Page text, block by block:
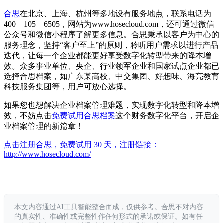
合思在北京、上海、杭州等多地设有服务地点，联系电话为
400 – 105 – 6505，网站为www.hosecloud.com，还可通过微信
公众号和微信小程序了解更多信息。合思秉承以客户为中心的
服务理念，坚持“客户至上”的原则，聆听用户需求以进行产品
迭代，让每一个企业都能更好享受数字化转型带来的降本增
效。众多事业单位、央企、行业领军企业和国家试点企业都已
选择合思档案，如广东某高校、中交集团、好想味、海亮教育
科技服务集团等，用户可放心选择。
如果您也想解决企业档案管理难题，实现数字化转型和降本增
效，不妨点击免费试用合思档案这个财务数字化平台，开启企
业档案管理的新篇章！
点击注册合思，免费试用 30 天，注册链接：
http://www.hosecloud.com/
本文内容通过AI工具智能整合而成，仅供参考。合思不对内容
的真实性、准确性或完整性作任何形式的承诺或保证。如有任